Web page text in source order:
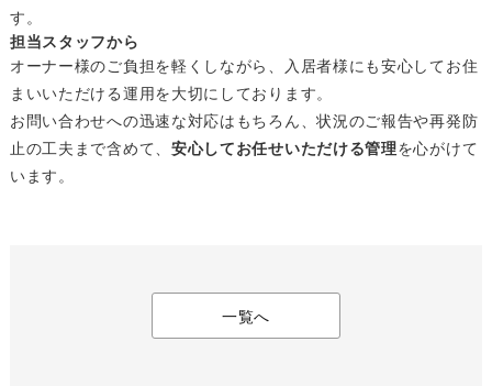
す。
担当スタッフから
オーナー様のご負担を軽くしながら、入居者様にも安心してお住
まいいただける運用を大切にしております。
お問い合わせへの迅速な対応はもちろん、状況のご報告や再発防
止の工夫まで含めて、 安心してお任せいただける管理を心がけて
います。
一覧へ